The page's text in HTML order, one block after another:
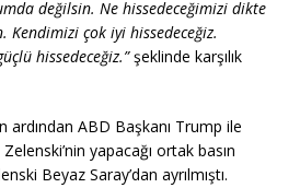
değilsin. Ne hissedeceğimizi dikte
Kendimizi çok iyi hissedeceğiz.
hissedeceğiz.”şeklinde karşılık
ardından ABD Başkanı Trump ile
yapacağı ortak basın
Beyaz Saray’dan ayrılmıştı.